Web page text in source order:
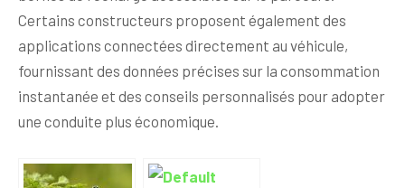
Certains constructeurs proposent également des
applications connectées directement au véhicule,
fournissant des données précises sur la consommation
instantanée et des conseils personnalisés pour adopter
une conduite plus économique.